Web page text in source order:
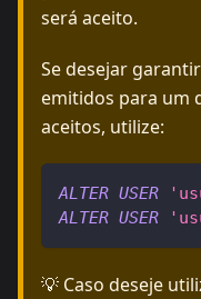
será aceito.
Se desejar
emitidos para um
aceitos, utilize:
ALTER USER
ALTER USER
💡 Caso deseje